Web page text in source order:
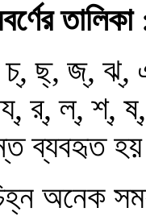
তালিকা
ছ্, জ্, ঝ্,
র্, ল্, শ্, ষ্,
অনেক